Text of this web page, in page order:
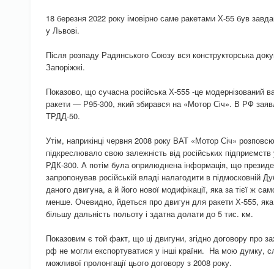
18 березня 2022 року імовірно саме ракетами Х-55 був
у Львові.
Після розпаду Радянського Союзу вся конструкторська
Запоріжжі.
Показово, що сучасна російська Х-555 -це модернізований
ракети — Р95-300, який збирався на «Мотор Січ». В РФ
ТРДД-50.
Утім, наприкінці червня 2008 року ВАТ «Мотор Січ»
підкреслювало свою залежність від російських
РДК-300. А потім була оприлюднена інформація, що
запропонував російській владі налагодити в підмосковній
даного двигуна, а й його нової модифікації, яка за тієї ж
менше. Очевидно, йдеться про двигун для ракети Х-555, яка
більшу дальність польоту і здатна долати до 5 тис. км.
Показовим є той факт, що ці двигуни, згідно договору про
рф не могли експортуватися у інші країни. На мою думку,
можливої пролонгації цього договору з 2008 року.